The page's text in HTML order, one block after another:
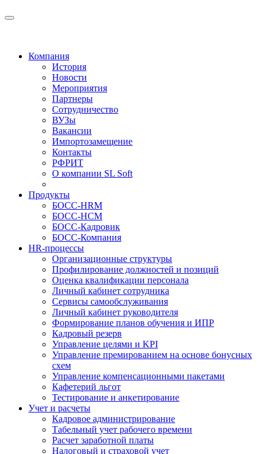
Компания
История
Новости
Мероприятия
Партнеры
Сотрудничество
ВУЗы
Вакансии
Импортозамещение
Контакты
РФРИТ
О компании SL Soft
Продукты
БОСС-HRM
БОСС-HCM
БОСС-Кадровик
БОСС-Компания
HR-процессы
Организационные структуры
Профилирование должностей и позиций
Оценка квалификации персонала
Личный кабинет сотрудника
Сервисы самообслуживания
Личный кабинет руководителя
Формирование планов обучения и ИПР
Кадровый резерв
Управление целями и KPI
Управление премированием на основе бонусных
схем
Управление компенсационными пакетами
Кафетерий льгот
Тестирование и анкетирование
Учет и расчеты
Кадровое администрирование
Табельный учет рабочего времени
Расчет заработной платы
Налоговый и страховой учет